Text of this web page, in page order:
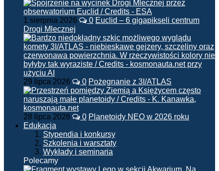
1 sierpnia 2026 0 Euclid – 6 gigapikseli centrum
Drogi Mlecznej
29 lipca 2026 0 Pożegnanie z 3I/ATLAS
28 lipca 2026 0 Planetoidy NEO w 2026 roku
Edukacja
Stypendia i konkursy
Szkolenia i warsztaty
Wykłady i seminaria
Polecamy